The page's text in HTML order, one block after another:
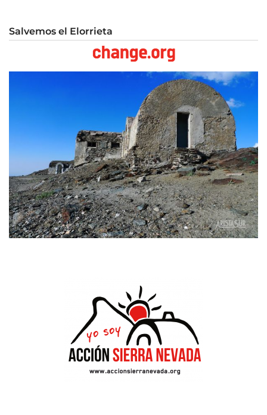
Salvemos el Elorrieta